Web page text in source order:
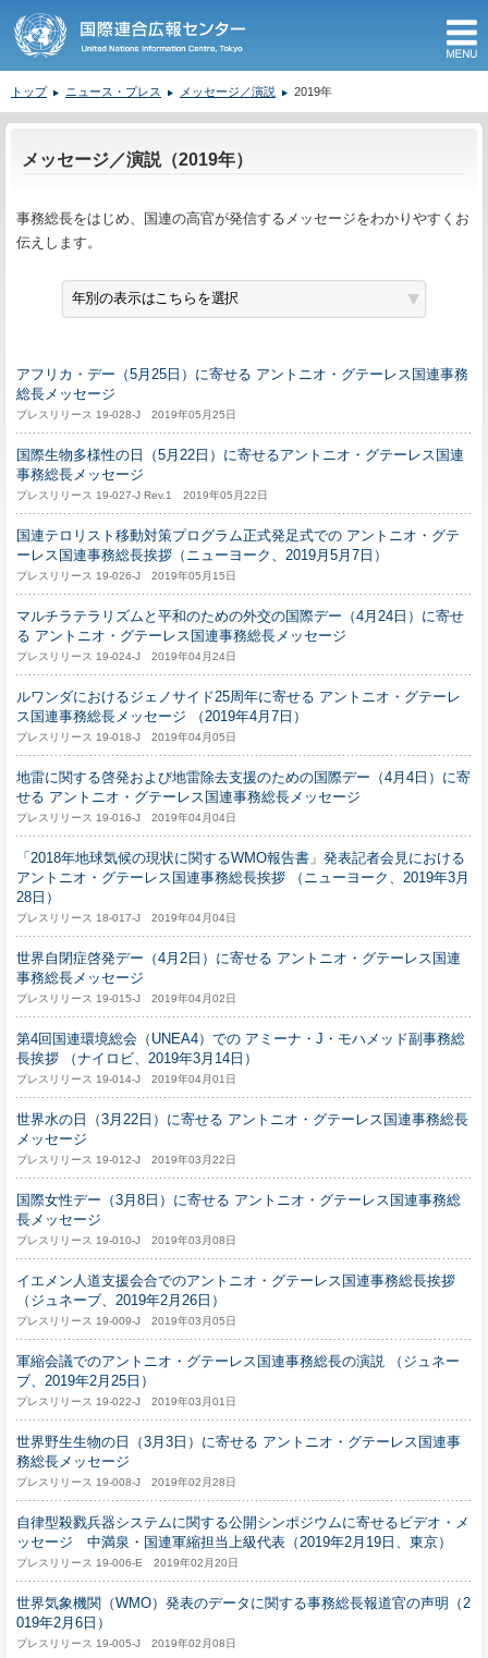
トップ ニュース・プレス メッセージ／演説 2019年
メッセージ／演説（2019年）
事務総長をはじめ、国連の高官が発信するメッセージをわかりやすくお
伝えします。
アフリカ・デー（5月25日）に寄せる アントニオ・グテーレス国連事務
総長メッセージ
プレスリリース 19-028-J 2019年05月25日
国際生物多様性の日（5月22日）に寄せるアントニオ・グテーレス国連
事務総長メッセージ
プレスリリース 19-027-J Rev.1 2019年05月22日
国連テロリスト移動対策プログラム正式発足式での アントニオ・グテ
ーレス国連事務総長挨拶（ニューヨーク、2019月5月7日）
プレスリリース 19-026-J 2019年05月15日
マルチラテラリズムと平和のための外交の国際デー（4月24日）に寄せ
る アントニオ・グテーレス国連事務総長メッセージ
プレスリリース 19-024-J 2019年04月24日
ルワンダにおけるジェノサイド25周年に寄せる アントニオ・グテーレ
ス国連事務総長メッセージ （2019年4月7日）
プレスリリース 19-018-J 2019年04月05日
地雷に関する啓発および地雷除去支援のための国際デー（4月4日）に寄
せる アントニオ・グテーレス国連事務総長メッセージ
プレスリリース 19-016-J 2019年04月04日
「2018年地球気候の現状に関するWMO報告書」発表記者会見における
アントニオ・グテーレス国連事務総長挨拶 （ニューヨーク、2019年3月
28日）
プレスリリース 18-017-J 2019年04月04日
世界自閉症啓発デー（4月2日）に寄せる アントニオ・グテーレス国連
事務総長メッセージ
プレスリリース 19-015-J 2019年04月02日
第4回国連環境総会（UNEA4）での アミーナ・J・モハメッド副事務総
長挨拶 （ナイロビ、2019年3月14日）
プレスリリース 19-014-J 2019年04月01日
世界水の日（3月22日）に寄せる アントニオ・グテーレス国連事務総長
メッセージ
プレスリリース 19-012-J 2019年03月22日
国際女性デー（3月8日）に寄せる アントニオ・グテーレス国連事務総
長メッセージ
プレスリリース 19-010-J 2019年03月08日
イエメン人道支援会合でのアントニオ・グテーレス国連事務総長挨拶
（ジュネーブ、2019年2月26日）
プレスリリース 19-009-J 2019年03月05日
軍縮会議でのアントニオ・グテーレス国連事務総長の演説 （ジュネー
ブ、2019年2月25日）
プレスリリース 19-022-J 2019年03月01日
世界野生生物の日（3月3日）に寄せる アントニオ・グテーレス国連事
務総長メッセージ
プレスリリース 19-008-J 2019年02月28日
自律型殺戮兵器システムに関する公開シンポジウムに寄せるビデオ・メ
ッセージ 中満泉・国連軍縮担当上級代表（2019年2月19日、東京）
プレスリリース 19-006-E 2019年02月20日
世界気象機関（WMO）発表のデータに関する事務総長報道官の声明（2
019年2月6日）
プレスリリース 19-005-J 2019年02月08日